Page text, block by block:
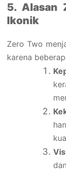
5. Alasan
Ikonik
Zero Two
karena